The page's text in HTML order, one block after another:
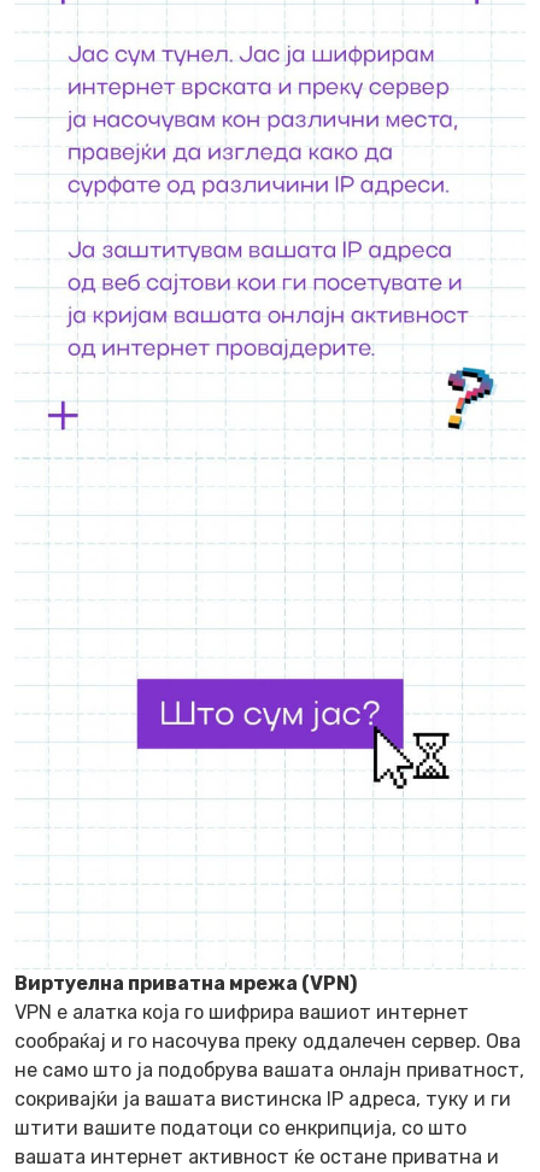
Виртуелна приватна мрежа (VPN)
VPN е алатка која го шифрира вашиот интернет
сообраќај и го насочува преку оддалечен сервер. Ова
не само што ја подобрува вашата онлајн приватност,
сокривајќи ја вашата вистинска IP адреса, туку и ги
штити вашите податоци со енкрипција, со што
вашата интернет активност ќе остане приватна и